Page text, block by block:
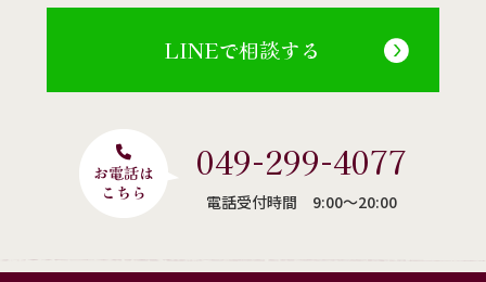
LINEで相談する
049-299-4077
電話受付時間 9:00〜20:00